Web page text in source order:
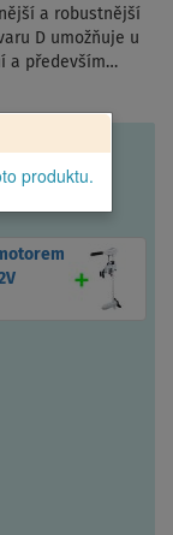
a robustnější
D umožňuje u
a především…
produktu.